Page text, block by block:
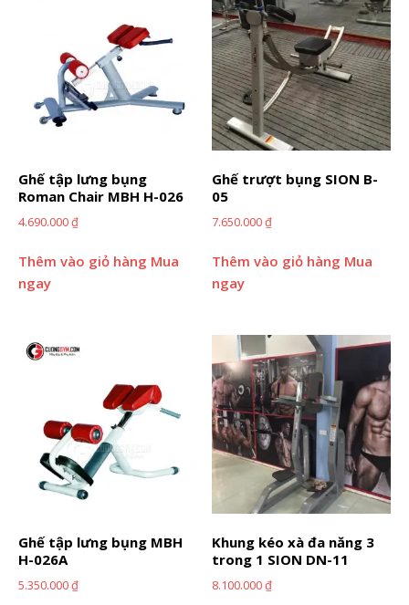
Ghế tập lưng bụng
Roman Chair MBH H-026
4.690.000₫
Thêm vào giỏ hàng Mua
ngay
Ghế trượt bụng SION B-
05
7.650.000₫
Thêm vào giỏ hàng Mua
ngay
Ghế tập lưng bụng MBH
H-026A
5.350.000₫
Khung kéo xà đa năng 3
trong 1 SION DN-11
8.100.000₫